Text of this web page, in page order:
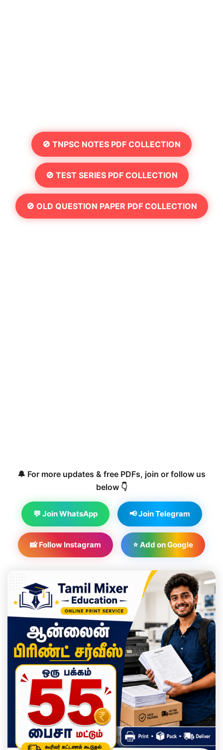
🚫 TNPSC NOTES PDF COLLECTION
🚫 TEST SERIES PDF COLLECTION
🚫 OLD QUESTION PAPER PDF COLLECTION
🔔 For more updates & free PDFs, join or follow us
below 👇
💬 Join WhatsApp 📢 Join Telegram
📸 Follow Instagram ⭐ Add on Google